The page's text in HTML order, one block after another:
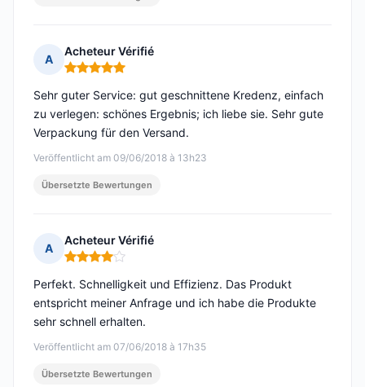
A
Acheteur Vérifié
Hinweis: 5 von 5
Veröffentlicht am 09/06/2018 à 13h23
Sehr guter Service: gut geschnittene Kredenz, einfach
zu verlegen: schönes Ergebnis; ich liebe sie. Sehr gute
Verpackung für den Versand.
Übersetzte Bewertungen
A
Acheteur Vérifié
Hinweis: 4 von 5
Veröffentlicht am 07/06/2018 à 17h35
Perfekt. Schnelligkeit und Effizienz. Das Produkt
entspricht meiner Anfrage und ich habe die Produkte
sehr schnell erhalten.
Übersetzte Bewertungen